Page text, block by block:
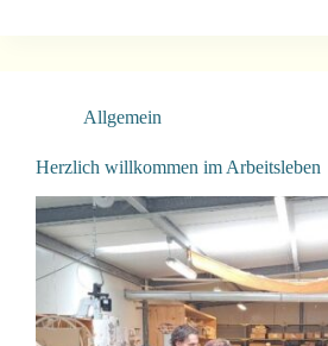
Allgemein
Herzlich willkommen im Arbeitsleben